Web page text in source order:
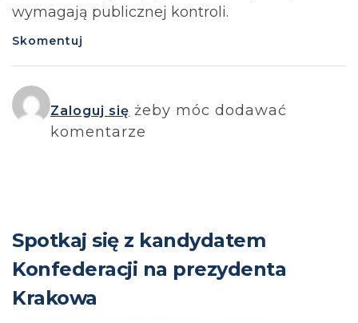
wymagają publicznej kontroli.
Skomentuj
Zaloguj się żeby móc dodawać
komentarze
Spotkaj się z kandydatem
Konfederacji na prezydenta
Krakowa